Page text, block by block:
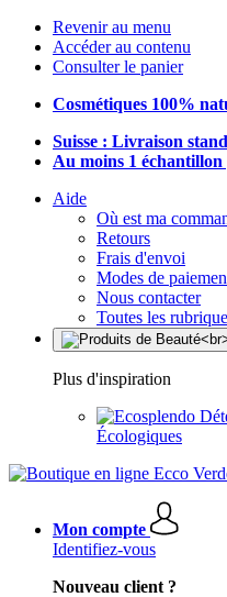
Revenir au menu
Accéder au contenu
Consulter le panier
Cosmétiques 100%
Suisse : Livraison
Au moins 1
Aide
Où est ma
Retours
Frais d'envoi
Modes de
Nous contacter
Toutes les
Plus d'inspiration
Écologiques
Mon compte
Identifiez-vous
Nouveau client ?